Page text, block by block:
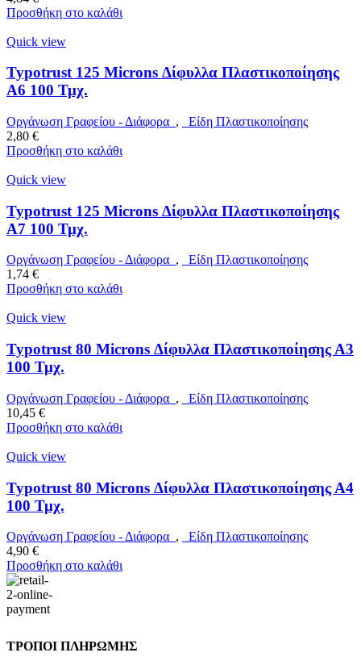
Προσθήκη στο καλάθι
Quick view
Typotrust 125 Microns Δίφυλλα Πλαστικοποίησης
Α6 100 Τμχ.
Οργάνωση Γραφείου - Διάφορα ,
Είδη Πλαστικοποίησης
2,80 €
Προσθήκη στο καλάθι
Quick view
Typotrust 125 Microns Δίφυλλα Πλαστικοποίησης
Α7 100 Τμχ.
Οργάνωση Γραφείου - Διάφορα ,
Είδη Πλαστικοποίησης
1,74 €
Προσθήκη στο καλάθι
Quick view
Typotrust 80 Microns Δίφυλλα Πλαστικοποίησης Α3
100 Τμχ.
Οργάνωση Γραφείου - Διάφορα ,
Είδη Πλαστικοποίησης
10,45 €
Προσθήκη στο καλάθι
Quick view
Typotrust 80 Microns Δίφυλλα Πλαστικοποίησης Α4
100 Τμχ.
Οργάνωση Γραφείου - Διάφορα ,
Είδη Πλαστικοποίησης
4,90 €
Προσθήκη στο καλάθι
ΤΡΟΠΟΙ ΠΛΗΡΩΜΗΣ